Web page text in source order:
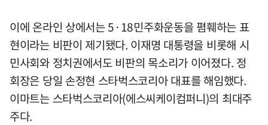
이에 온라인 상에서는 5·18민주화운동을 폄훼하는 표
현이라는 비판이 제기됐다. 이재명 대통령을 비롯해 시
민사회와 정치권에서도 비판의 목소리가 이어졌다. 정
회장은 당일 손정현 스타벅스코리아 대표를 해임했다.
이마트는 스타벅스코리아(에스씨케이컴퍼니)의 최대주
주다.